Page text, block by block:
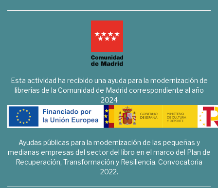
Esta actividad ha recibido una ayuda para la modernización de
librerías de la Comunidad de Madrid correspondiente al año
2024
Ayudas públicas para la modernización de las pequeñas y
medianas empresas del sector del libro en el marco del Plan de
Recuperación, Transformación y Resiliencia. Convocatoria
2022.